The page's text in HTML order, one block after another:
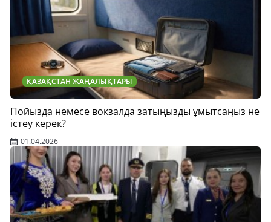
ҚАЗАҚСТАН ЖАҢАЛЫҚТАРЫ
Пойызда немесе вокзалда затыңызды ұмытсаңыз не
істеу керек?
01.04.2026